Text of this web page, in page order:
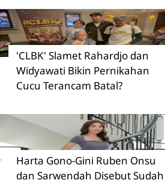
'CLBK' Slamet Rahardjo dan
Widyawati Bikin Pernikahan
Cucu Terancam Batal?
Harta Gono-Gini Ruben Onsu
dan Sarwendah Disebut Sudah